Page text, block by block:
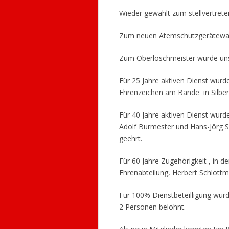
Wieder gewählt zum
Zum neuen
Zum Oberlöschmeister wurde
Für 25 Jahre aktiven Dienst
Ehrenzeichen am Bande in
Für 40 Jahre aktiven Dienst
Adolf Burmester und Hans-Jörg
geehrt.
Für 60 Jahre Zugehörigkeit , in
Ehrenabteilung, Herbert
Für 100% Dienstbeteilligung
2 Personen belohnt.